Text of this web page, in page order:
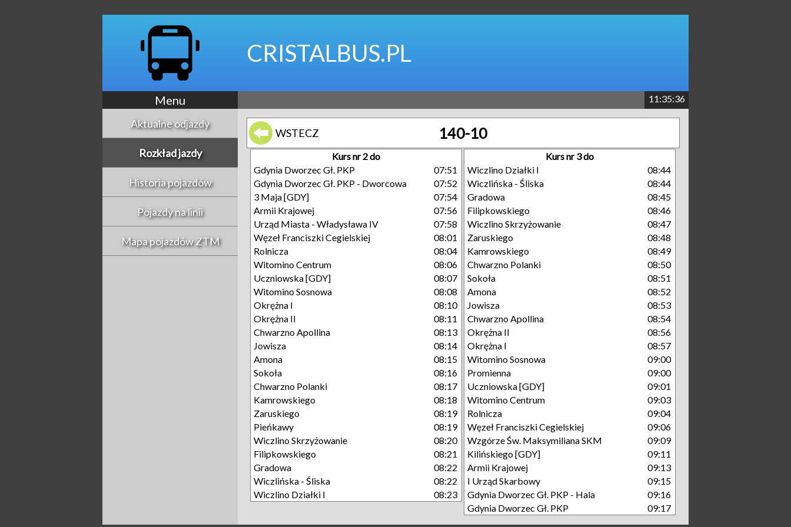
CRISTALBUS.PL
Menu 11:35:36
Aktualne odjazdy
Rozkład jazdy
Historia pojazdów
Pojazdy na linii
Mapa pojazdów ZTM
WSTECZ 140-10
Kurs nr 2 do
Gdynia Dworzec Gł. PKP
07:51
Gdynia Dworzec Gł. PKP - Dworcowa
07:52
3 Maja [GDY]
07:54
Armii Krajowej
07:56
Urząd Miasta - Władysława IV
07:58
Węzeł Franciszki Cegielskiej
08:01
Rolnicza
08:04
Witomino Centrum
08:06
Uczniowska [GDY]
08:07
Witomino Sosnowa
08:08
Okrężna I
08:10
Okrężna II
08:11
Chwarzno Apollina
08:13
Jowisza
08:14
Amona
08:15
Sokoła
08:16
Chwarzno Polanki
08:17
Kamrowskiego
08:18
Zaruskiego
08:19
Pieńkawy
08:19
Wiczlino Skrzyżowanie
08:20
Filipkowskiego
08:21
Gradowa
08:22
Wiczlińska - Śliska
08:22
Wiczlino Działki I
08:23
Kurs nr 3 do
Wiczlino Działki I
08:44
Wiczlińska - Śliska
08:44
Gradowa
08:45
Filipkowskiego
08:46
Wiczlino Skrzyżowanie
08:47
Zaruskiego
08:48
Kamrowskiego
08:49
Chwarzno Polanki
08:50
Sokoła
08:51
Amona
08:52
Jowisza
08:53
Chwarzno Apollina
08:54
Okrężna II
08:56
Okrężna I
08:57
Witomino Sosnowa
09:00
Promienna
09:00
Uczniowska [GDY]
09:01
Witomino Centrum
09:03
Rolnicza
09:04
Węzeł Franciszki Cegielskiej
09:06
Wzgórze Św. Maksymiliana SKM
09:09
Kilińskiego [GDY]
09:11
Armii Krajowej
09:13
I Urząd Skarbowy
09:15
Gdynia Dworzec Gł. PKP - Hala
09:16
Gdynia Dworzec Gł. PKP
09:17